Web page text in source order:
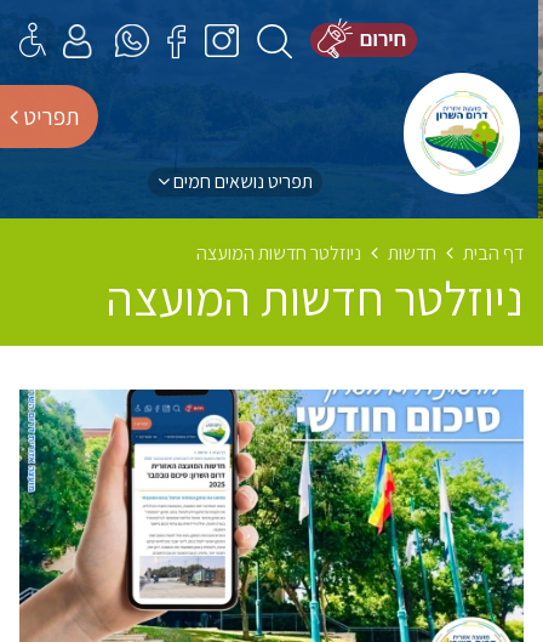
תפריט נושאים חמים
תפריט
דף הבית חדשות ניוזלטר חדשות המועצה
ניוזלטר חדשות המועצה